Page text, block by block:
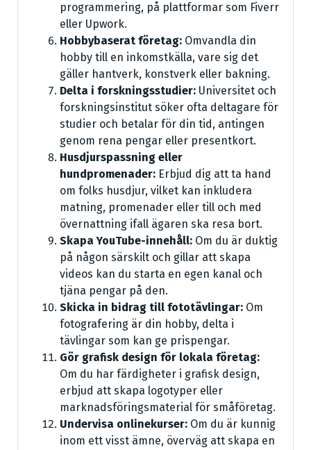
programmering, på plattformar som Fiverr
eller Upwork.
Hobbybaserat företag: Omvandla din
hobby till en inkomstkälla, vare sig det
gäller hantverk, konstverk eller bakning.
Delta i forskningsstudier: Universitet och
forskningsinstitut söker ofta deltagare för
studier och betalar för din tid, antingen
genom rena pengar eller presentkort.
Husdjurspassning eller
hundpromenader: Erbjud dig att ta hand
om folks husdjur, vilket kan inkludera
matning, promenader eller till och med
övernattning ifall ägaren ska resa bort.
Skapa YouTube-innehåll: Om du är duktig
på någon särskilt och gillar att skapa
videos kan du starta en egen kanal och
tjäna pengar på den.
Skicka in bidrag till fototävlingar: Om
fotografering är din hobby, delta i
tävlingar som kan ge prispengar.
Gör grafisk design för lokala företag:
Om du har färdigheter i grafisk design,
erbjud att skapa logotyper eller
marknadsföringsmaterial för småföretag.
Undervisa onlinekurser: Om du är kunnig
inom ett visst ämne, överväg att skapa en